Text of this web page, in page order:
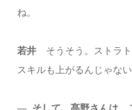
ね。
若井 そうそう。ストラ
スキルも上がるんじゃない